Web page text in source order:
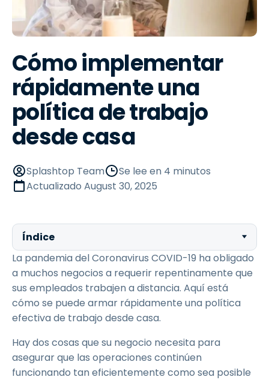
Cómo implementar
rápidamente una
política de trabajo
desde casa
Splashtop Team
Se lee en 4 minutos
Actualizado August 30, 2025
Índice
La pandemia del Coronavirus COVID-19 ha obligado
a muchos negocios a requerir repentinamente que
sus empleados trabajen a distancia. Aquí está
cómo se puede armar rápidamente una política
efectiva de trabajo desde casa.
Hay dos cosas que su negocio necesita para
asegurar que las operaciones continúen
funcionando tan eficientemente como sea posible